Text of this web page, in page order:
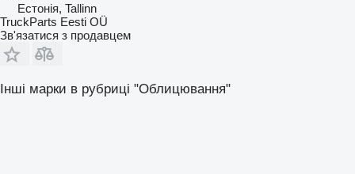
Естонія, Tallinn
TruckParts Eesti OÜ
Зв'язатися з продавцем
Інші марки в рубриці "Облицювання"